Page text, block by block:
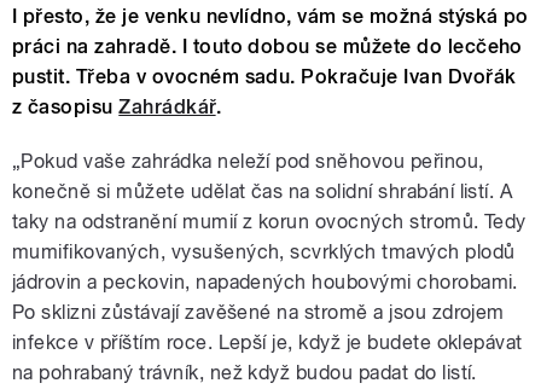
I přesto, že je venku nevlídno, vám se možná stýská po
práci na zahradě. I touto dobou se můžete do lecčeho
pustit. Třeba v ovocném sadu. Pokračuje Ivan Dvořák
z časopisuZahrádkář.
„Pokud vaše zahrádka neleží pod sněhovou peřinou,
konečně si můžete udělat čas na solidní shrabání listí. A
taky na odstranění mumií z korun ovocných stromů. Tedy
mumifikovaných, vysušených, scvrklých tmavých plodů
jádrovin a peckovin, napadených houbovými chorobami.
Po sklizni zůstávají zavěšené na stromě a jsou zdrojem
infekce v příštím roce. Lepší je, když je budete oklepávat
na pohrabaný trávník, než když budou padat do listí.